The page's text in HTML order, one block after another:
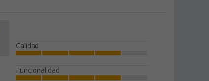
Calidad
Funcionalidad